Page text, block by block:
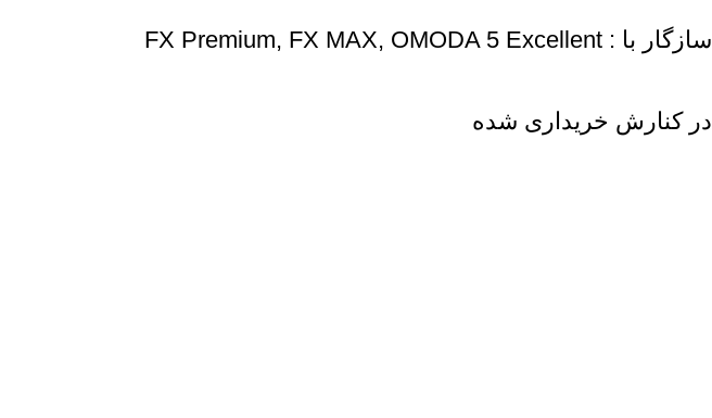
سازگار با : FX Premium, FX MAX, OMODA 5 Excellent
در کنارش خریداری شده